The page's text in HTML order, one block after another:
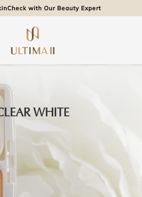
with Our Beauty Expert
WHITE